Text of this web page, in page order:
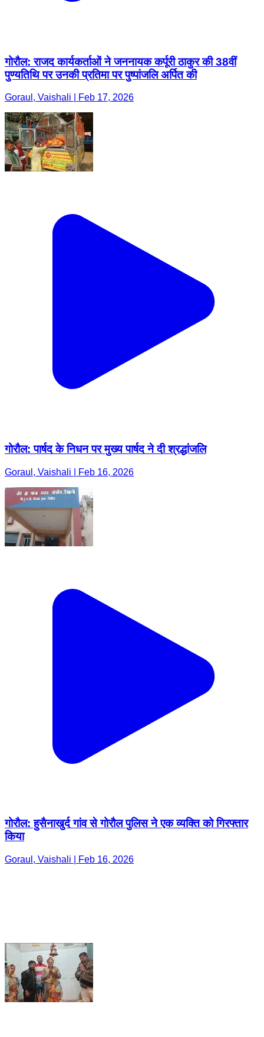
गोरौल: राजद कार्यकर्ताओं ने जननायक कर्पूरी ठाकुर की 38वीं
पुण्यतिथि पर उनकी प्रतिमा पर पुष्पांजलि अर्पित की
Goraul, Vaishali | Feb 17, 2026
गोरौल: पार्षद के निधन पर मुख्य पार्षद ने दी श्रद्धांजलि
Goraul, Vaishali | Feb 16, 2026
गोरौल: हुसैनाखुर्द गांव से गोरौल पुलिस ने एक व्यक्ति को गिरफ्तार
किया
Goraul, Vaishali | Feb 16, 2026